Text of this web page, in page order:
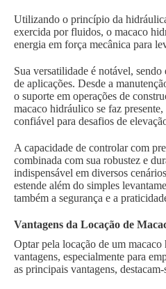
Utilizando o princípio da
exercida por fluidos, o macaco
energia em força mecânica para
Sua versatilidade é notável,
de aplicações. Desde a
o suporte em operações de
macaco hidráulico se faz
confiável para desafios de
A capacidade de controlar com
combinada com sua robustez e
indispensável em diversos
estende além do simples
também a segurança e a
Vantagens da Locação de
Optar pela locação de um
vantagens, especialmente para
as principais vantagens, destacam-